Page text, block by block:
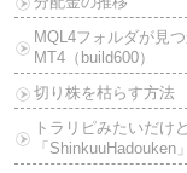
MQL4フォルダが見
MT4（build600）
切り株を枯らす方法
トラリピみたいだけ
「ShinkuuHadouken